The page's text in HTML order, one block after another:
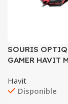
SOURIS
GAMER HAVIT
Havit
Disponible